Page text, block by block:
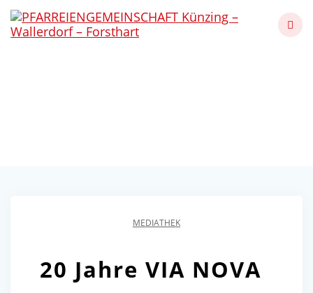
to
MEDIATHEK
20 Jahre VIA NOVA